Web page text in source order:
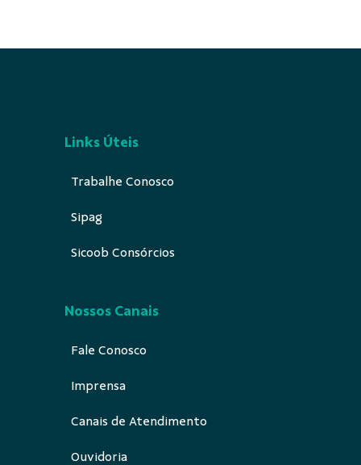
Links Úteis
Trabalhe Conosco
Sipag
Sicoob Consórcios
Nossos Canais
Fale Conosco
Imprensa
Canais de Atendimento
Ouvidoria